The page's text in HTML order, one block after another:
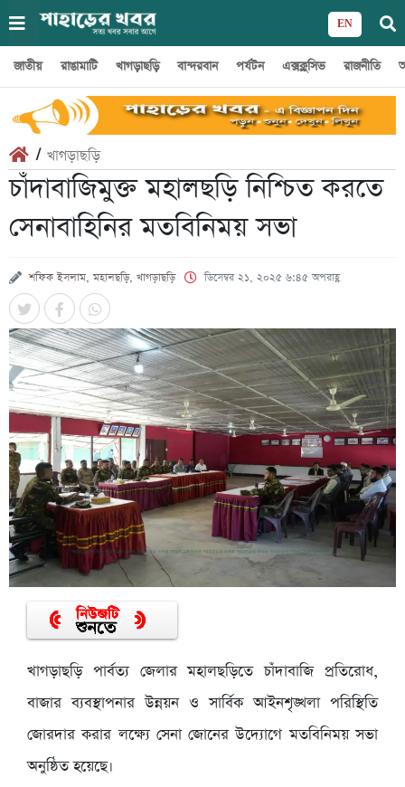
EN
জাতীয় রাঙামাটি খাগড়াছড়ি বান্দরবান পর্যটন এক্সক্লুসিভ রাজনীতি
/ খাগড়াছড়ি
চাঁদাবাজিমুক্ত মহালছড়ি নিশ্চিত করতে
সেনাবাহিনির মতবিনিময় সভা
শফিক ইসলাম, মহালছড়ি, খাগড়াছড়ি ডিসেম্বর ২১, ২০২৫ ৬:৪৫ অপরাহ্ণ
খাগড়াছড়ি পার্বত্য জেলার মহালছড়িতে চাঁদাবাজি প্রতিরোধ,
বাজার ব্যবস্থাপনার উন্নয়ন ও সার্বিক আইনশৃঙ্খলা পরিস্থিতি
জোরদার করার লক্ষ্যে সেনা জোনের উদ্যোগে মতবিনিময় সভা
অনুষ্ঠিত হয়েছে।